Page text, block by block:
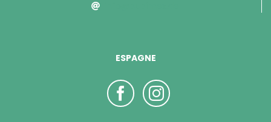
ESPAGNE